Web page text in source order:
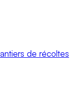
de récoltes